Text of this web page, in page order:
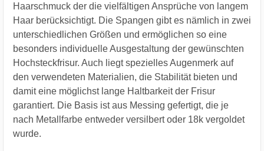
Haarschmuck der die vielfältigen Ansprüche von langem
Haar berücksichtigt. Die Spangen gibt es nämlich in zwei
unterschiedlichen Größen und ermöglichen so eine
besonders individuelle Ausgestaltung der gewünschten
Hochsteckfrisur. Auch liegt spezielles Augenmerk auf
den verwendeten Materialien, die Stabilität bieten und
damit eine möglichst lange Haltbarkeit der Frisur
garantiert. Die Basis ist aus Messing gefertigt, die je
nach Metallfarbe entweder versilbert oder 18k vergoldet
wurde.